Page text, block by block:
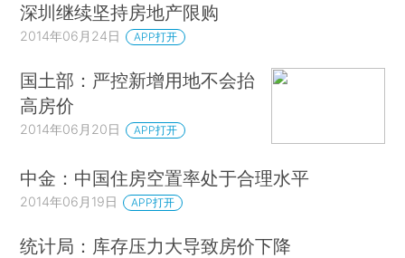
深圳继续坚持房地产限购
2014年06月24日 APP打开
国土部：严控新增用地不会抬
高房价
2014年06月20日 APP打开
中金：中国住房空置率处于合理水平
2014年06月19日 APP打开
统计局：库存压力大导致房价下降